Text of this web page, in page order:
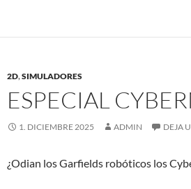
2D,SIMULADORES
ESPECIAL
1. DICIEMBRE 2025 ADMIN DEJA
¿Odian los Garfields robóticos los